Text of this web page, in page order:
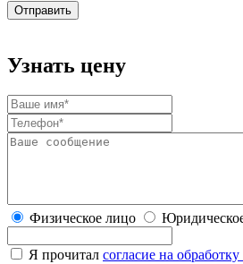
Узнать цену
Физическое лицо
Я прочитал согласие на